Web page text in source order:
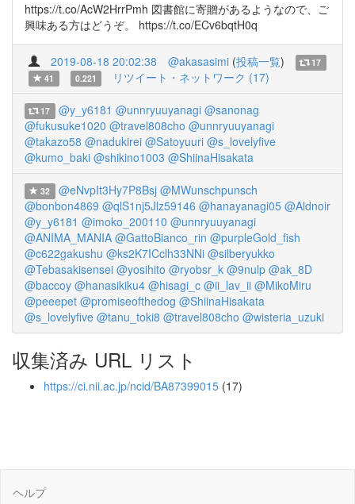
https://t.co/AcW2HrrPmh 図書館に寄贈があるようなので、ご
興味ある方はどうぞ。 https://t.co/ECv6bqtH0q
2019-08-18 20:02:38 @akasasimi (投稿一覧)
17
41
0.221 リツイート・ネットワーク (17)
17 @y_y6181 @unnryuuyanagi @sanonag
@fukusuke1020 @travel808cho @unnryuuyanagi
@takazo58 @nadukirei @Satoyuuri @s_lovelyfive
@kumo_baki @shikino1003 @ShiinaHisakata
32 @eNvpIt3Hy7P8Bsj @MWunschpunsch
@bonbon4869 @qlS1nj5Jlz59146 @hanayanagi05 @Aldnoir
@y_y6181 @imoko_200110 @unnryuuyanagi
@ANIMA_MANIA @GattoBianco_rin @purpleGold_fish
@c622gakushu @ks2K7ICclh33NNi @silberyukko
@Tebasakisensei @yosihito @ryobsr_k @9nulp @ak_8D
@baccoy @hanasikiku4 @hisagi_c @ii_lav_ii @MikoMiru
@peeepet @promiseofthedog @ShiinaHisakata
@s_lovelyfive @tanu_toki8 @travel808cho @wisteria_uzuki
収集済み URL リスト
https://ci.nii.ac.jp/ncid/BA87399015 (17)
ヘルプ